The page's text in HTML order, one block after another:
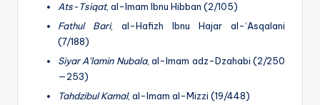
Ats-Tsiqat, al-Imam Ibnu Hibban (2/105)
Fathul Bari, al-Hafizh Ibnu Hajar al-‘Asqalani
(7/188)
Siyar A’lamin Nubala, al-Imam adz-Dzahabi (2/250
—253)
Tahdzibul Kamal, al-Imam al-Mizzi (19/448)